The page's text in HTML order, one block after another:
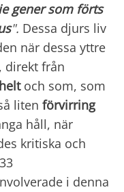
gener som förts
". Dessa djurs liv
när dessa yttre
direkt från
och som, som
liten förvirring
håll, när
kritiska och
i denna